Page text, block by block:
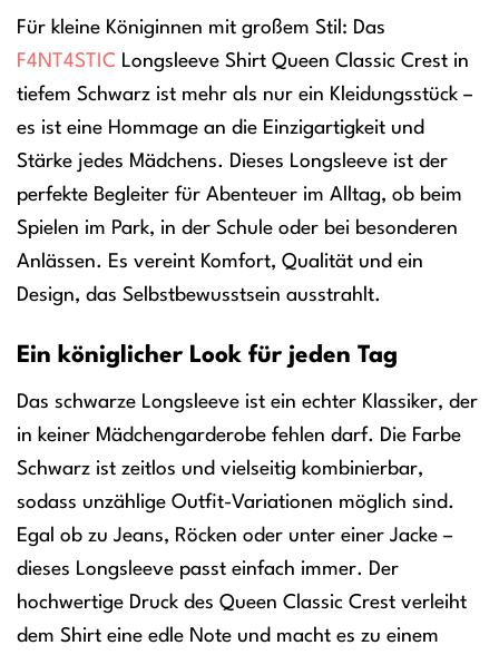
Für kleine Königinnen mit großem Stil: Das
F4NT4STIC Longsleeve Shirt Queen Classic Crest in
tiefem Schwarz ist mehr als nur ein Kleidungsstück –
es ist eine Hommage an die Einzigartigkeit und
Stärke jedes Mädchens. Dieses Longsleeve ist der
perfekte Begleiter für Abenteuer im Alltag, ob beim
Spielen im Park, in der Schule oder bei besonderen
Anlässen. Es vereint Komfort, Qualität und ein
Design, das Selbstbewusstsein ausstrahlt.
Ein königlicher Look für jeden Tag
Das schwarze Longsleeve ist ein echter Klassiker, der
in keiner Mädchengarderobe fehlen darf. Die Farbe
Schwarz ist zeitlos und vielseitig kombinierbar,
sodass unzählige Outfit-Variationen möglich sind.
Egal ob zu Jeans, Röcken oder unter einer Jacke –
dieses Longsleeve passt einfach immer. Der
hochwertige Druck des Queen Classic Crest verleiht
dem Shirt eine edle Note und macht es zu einem